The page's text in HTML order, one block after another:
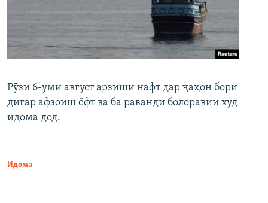
Рӯзи 6-уми август арзиши нафт дар ҷаҳон бори
дигар афзоиш ёфт ва ба раванди болоравии худ
идома дод.
Идома